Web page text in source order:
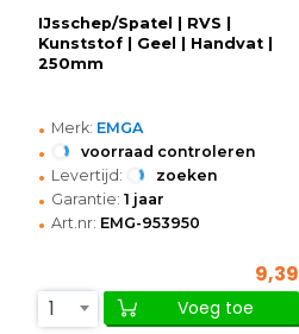
IJsschep/Spatel | RVS |
Kunststof | Geel | Handvat |
250mm
• Merk: EMGA
• voorraad controleren
• Levertijd: zoeken
• Garantie: 1 jaar
• Art.nr: EMG-953950
9,39
1
Voeg toe